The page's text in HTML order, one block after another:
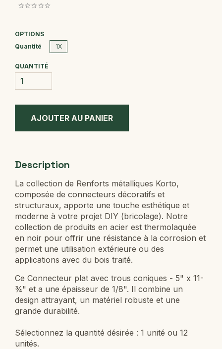
OPTIONS
Quantité
1X
QUANTITÉ
Description
La collection de Renforts métalliques Korto,
composée de connecteurs décoratifs et
structuraux, apporte une touche esthétique et
moderne à votre projet DIY (bricolage). Notre
collection de produits en acier est thermolaquée
en noir pour offrir une résistance à la corrosion et
permet une utilisation extérieure ou des
applications avec du bois traité.
Ce Connecteur plat avec trous coniques - 5" x 11-
¾" et a une épaisseur de 1/8". Il combine un
design attrayant, un matériel robuste et une
grande durabilité.
Sélectionnez la quantité désirée : 1 unité ou 12
unités.